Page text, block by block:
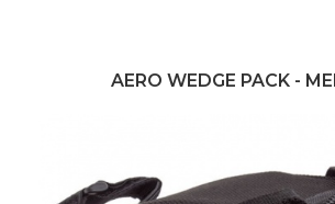
AERO WEDGE PACK -